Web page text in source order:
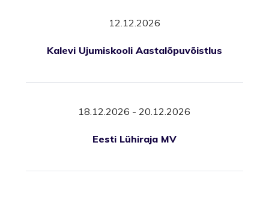
12.12.2026
Kalevi Ujumiskooli Aastalõpuvõistlus
18.12.2026 - 20.12.2026
Eesti Lühiraja MV